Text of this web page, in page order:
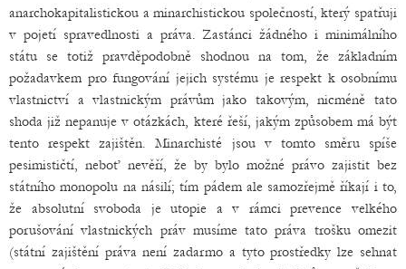
anarchokapitalistickou a minarchistickou společností, který spatřuji
v pojetí spravedlnosti a práva. Zastánci žádného i minimálního
státu se totiž pravděpodobně shodnou na tom, že základním
požadavkem pro fungování jejich systému je respekt k osobnímu
vlastnictví a vlastnickým právům jako takovým, nicméně tato
shoda již nepanuje v otázkách, které řeší, jakým způsobem má být
tento respekt zajištěn. Minarchisté jsou v tomto směru spíše
pesimističtí, neboť nevěří, že by bylo možné právo zajistit bez
státního monopolu na násilí; tím pádem ale samozřejmě říkají i to,
že absolutní svoboda je utopie a v rámci prevence velkého
porušování vlastnických práv musíme tato práva trošku omezit
(státní zajištění práva není zadarmo a tyto prostředky lze sehnat